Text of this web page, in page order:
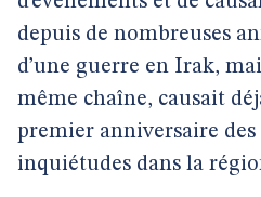
depuis de nombreuses
d’une guerre en Irak,
même chaîne, causait
premier anniversaire
inquiétudes dans la